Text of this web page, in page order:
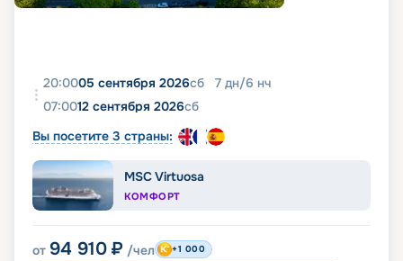
20:0005 сентября 2026сб 7 дн/6 нч
07:0012 сентября 2026сб
Вы посетите 3 страны:
MSC Virtuosa
КОМФОРТ
от 94 910 ₽ /чел +1 000